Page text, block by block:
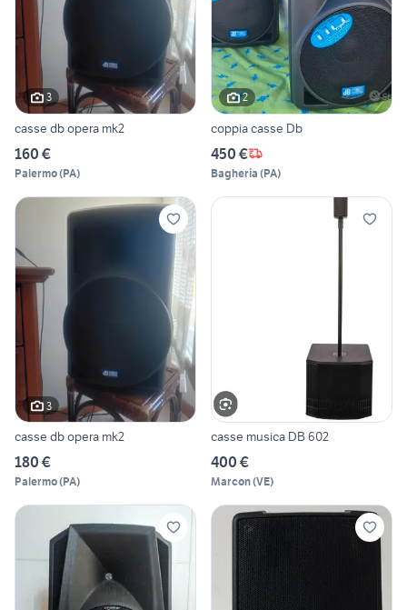
3
casse db opera mk2
160 €
Palermo(PA)
2
coppia casse Db
450 €
Bagheria (PA)
3
casse db opera mk2
180 €
Palermo(PA)
casse musica DB 602
400 €
Marcon(VE)